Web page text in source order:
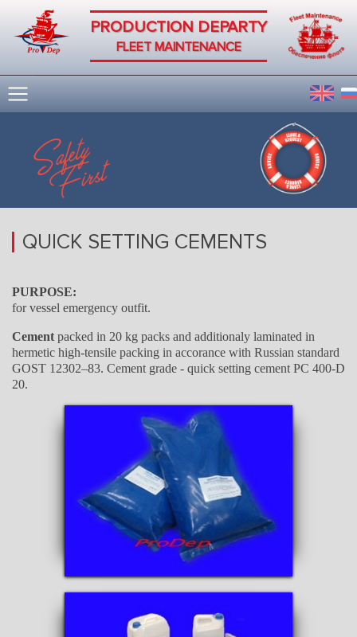
PRODUCTION DEPARTY
FLEET MAINTENANCE
QUICK SETTING CEMENTS
PURPOSE:
for vessel emergency outfit.
Cement packed in 20 kg packs and additionaly laminated in
hermetic high-tensile packing in accorance with Russian standard
GOST 12302–83. Cement grade - quick setting cement PC 400-D
20.